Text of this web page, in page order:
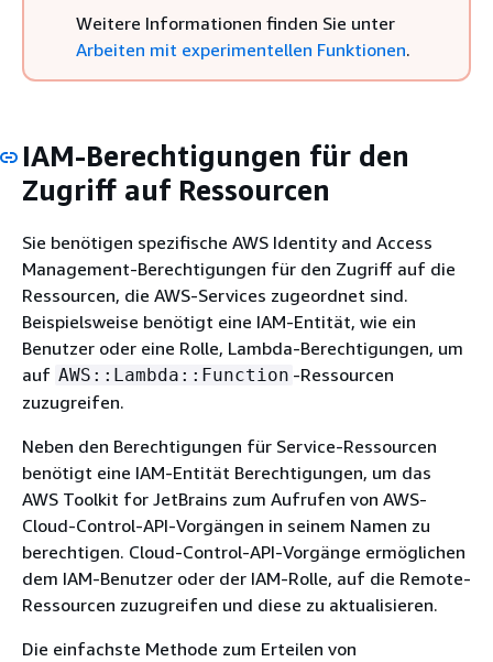
Weitere Informationen finden Sie unter
Arbeiten mit experimentellen Funktionen.
IAM-Berechtigungen für den
Zugriff auf Ressourcen
Sie benötigen spezifische AWS Identity and Access
Management-Berechtigungen für den Zugriff auf die
Ressourcen, die AWS-Services zugeordnet sind.
Beispielsweise benötigt eine IAM-Entität, wie ein
Benutzer oder eine Rolle, Lambda-Berechtigungen, um
auf AWS::Lambda::Function -Ressourcen
zuzugreifen.
Neben den Berechtigungen für Service-Ressourcen
benötigt eine IAM-Entität Berechtigungen, um das
AWS Toolkit for JetBrains zum Aufrufen von AWS-
Cloud-Control-API-Vorgängen in seinem Namen zu
berechtigen. Cloud-Control-API-Vorgänge ermöglichen
dem IAM-Benutzer oder der IAM-Rolle, auf die Remote-
Ressourcen zuzugreifen und diese zu aktualisieren.
Die einfachste Methode zum Erteilen von